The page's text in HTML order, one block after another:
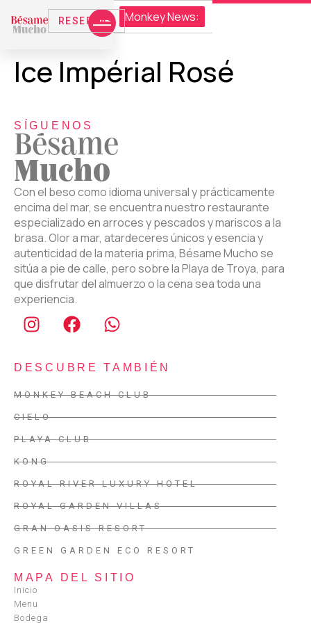
RESERVAS Monkey News:
● Domingo 16 de Agosto en Monkey Beach
Ice Impérial Rosé
SÍGUENOS
Bésame
Mucho
Con el beso como idioma universal y prácticamente
encima del mar, se encuentra nuestro restaurante
especializado en arroces y pescados y mariscos a la
brasa. Olor a mar, atardeceres únicos y esencia y
autenticidad de la materia prima, Bésame Mucho se
sitúa a pie de calle, pero sobre la Playa de Troya, para
que disfrutar del almuerzo o la cena sea toda una
experiencia.
DESCUBRE TAMBIÉN
MONKEY BEACH CLUB
CIELO
PLAYA CLUB
KONG
ROYAL RIVER LUXURY HOTEL
ROYAL GARDEN VILLAS
GRAN OASIS RESORT
GREEN GARDEN ECO RESORT
MAPA DEL SITIO
Inicio
Menu
Bodega